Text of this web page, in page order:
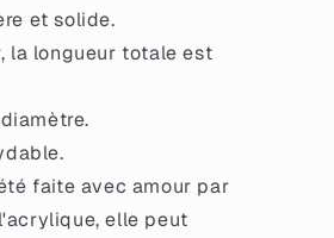
et solide.
la longueur totale est
faite avec amour par
elle peut